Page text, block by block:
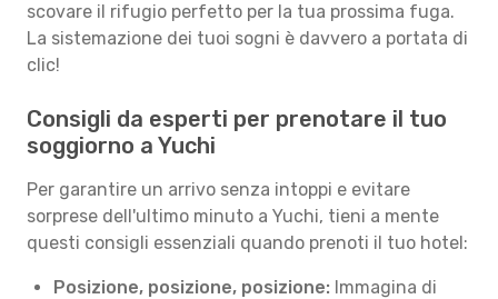
scovare il rifugio perfetto per la tua prossima fuga.
La sistemazione dei tuoi sogni è davvero a portata di
clic!
Consigli da esperti per prenotare il tuo
soggiorno a Yuchi
Per garantire un arrivo senza intoppi e evitare
sorprese dell'ultimo minuto a Yuchi, tieni a mente
questi consigli essenziali quando prenoti il tuo hotel:
Posizione, posizione, posizione: Immagina di